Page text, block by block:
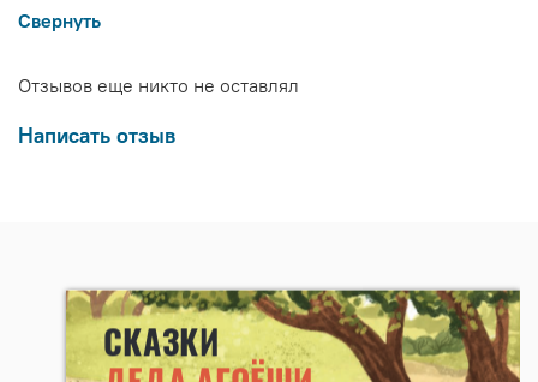
Свернуть
Отзывов еще никто не оставлял
Написать отзыв